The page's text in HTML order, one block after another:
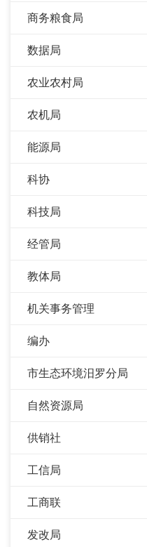
商务粮食局
数据局
农业农村局
农机局
能源局
科协
科技局
经管局
教体局
机关事务管理
编办
市生态环境汨罗分局
自然资源局
供销社
工信局
工商联
发改局